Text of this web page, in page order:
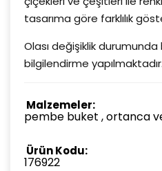
tasarıma göre farklılık
Olası değişiklik
bilgilendirme yapılmaktadır.
Malzemeler:
pembe buket , ortanca
Ürün Kodu:
176922